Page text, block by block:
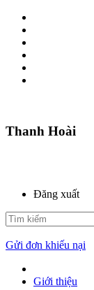
Thanh Hoài
Đăng xuất
Gửi đơn khiếu nại
Giới thiệu